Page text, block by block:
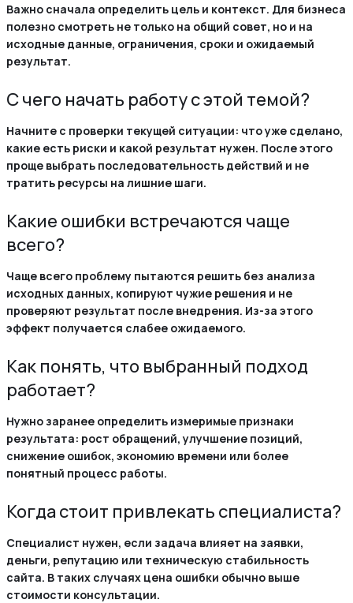
Важно сначала определить цель и контекст. Для бизнеса
полезно смотреть не только на общий совет, но и на
исходные данные, ограничения, сроки и ожидаемый
результат.
С чего начать работу с этой темой?
Начните с проверки текущей ситуации: что уже сделано,
какие есть риски и какой результат нужен. После этого
проще выбрать последовательность действий и не
тратить ресурсы на лишние шаги.
Какие ошибки встречаются чаще
всего?
Чаще всего проблему пытаются решить без анализа
исходных данных, копируют чужие решения и не
проверяют результат после внедрения. Из-за этого
эффект получается слабее ожидаемого.
Как понять, что выбранный подход
работает?
Нужно заранее определить измеримые признаки
результата: рост обращений, улучшение позиций,
снижение ошибок, экономию времени или более
понятный процесс работы.
Когда стоит привлекать специалиста?
Специалист нужен, если задача влияет на заявки,
деньги, репутацию или техническую стабильность
сайта. В таких случаях цена ошибки обычно выше
стоимости консультации.